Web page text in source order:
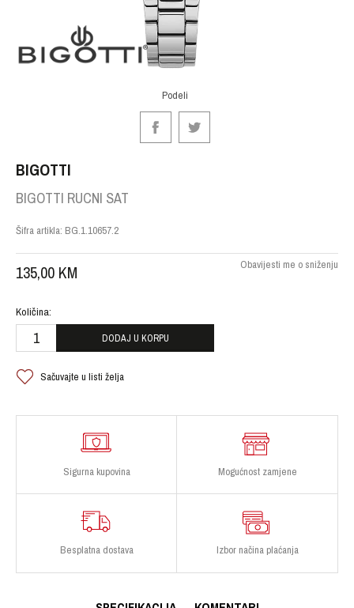
Podeli
BIGOTTI
BIGOTTI RUCNI SAT
Šifra artikla: BG.1.10657.2
135,00 KM Obavijesti me o sniženju
Količina:
DODAJ U KORPU
Sačuvajte u listi želja
Sigurna kupovina Mogućnost zamjene
Besplatna dostava Izbor načina plaćanja